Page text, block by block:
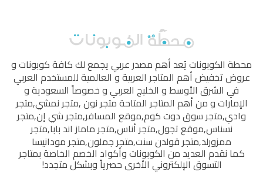
محطة الكوبوناتيُعد أهم مصدر عربي يجمع لك كافة كوبونات و
عروض تخفيض أهم المتاجر العربية و العالمية للمستخدم العربي
في الشرق الأوسط و الخليج العربي و خصوصاً السعودية و
الإمارات و من أهم المتاجر المتاحةمتجر نون,متجر نمشي,متجر
وادي,متجر سوق دوت كوم,موقع المسافر,متجر شي إن,متجر
نسناس,موقع تجول,متجر أناس,متجر ماماز اند بابا,متجر
ممزورلد,متجر قولدن سنت,متجر جملون,متجر مودانيسا
كما نقدم العديد من الكوبونات وأكواد الخصم الخاصة بمتاجر
التسوق الإلكتروني الأخرى حصرياً وبشكل متجدد!